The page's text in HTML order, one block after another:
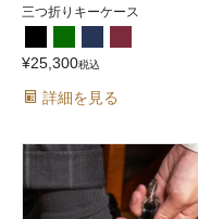
三つ折りキーケース
¥25,300税込
詳細を見る